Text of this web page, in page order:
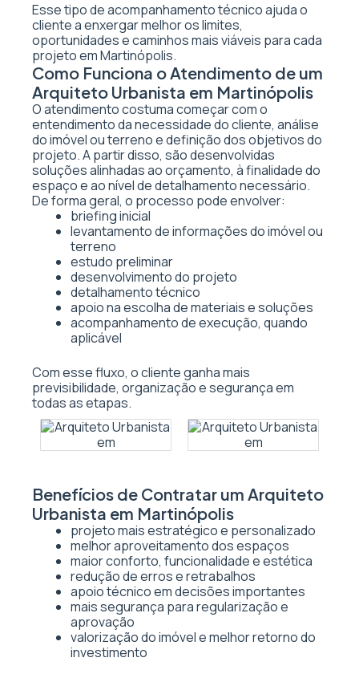
Esse tipo de acompanhamento técnico ajuda o
cliente a enxergar melhor os limites,
oportunidades e caminhos mais viáveis para cada
projeto em Martinópolis.
Como Funciona o Atendimento de um
Arquiteto Urbanista em Martinópolis
O atendimento costuma começar com o
entendimento da necessidade do cliente, análise
do imóvel ou terreno e definição dos objetivos do
projeto. A partir disso, são desenvolvidas
soluções alinhadas ao orçamento, à finalidade do
espaço e ao nível de detalhamento necessário.
De forma geral, o processo pode envolver:
briefing inicial
levantamento de informações do imóvel ou
terreno
estudo preliminar
desenvolvimento do projeto
detalhamento técnico
apoio na escolha de materiais e soluções
acompanhamento de execução, quando
aplicável
Com esse fluxo, o cliente ganha mais
previsibilidade, organização e segurança em
todas as etapas.
Benefícios de Contratar um Arquiteto
Urbanista em Martinópolis
projeto mais estratégico e personalizado
melhor aproveitamento dos espaços
maior conforto, funcionalidade e estética
redução de erros e retrabalhos
apoio técnico em decisões importantes
mais segurança para regularização e
aprovação
valorização do imóvel e melhor retorno do
investimento